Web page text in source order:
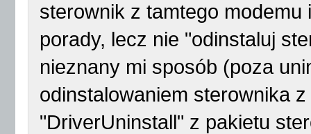
sterownik z tamtego
porady, lecz nie "odinstaluj
nieznany mi sposób (poza
odinstalowaniem sterownika
"DriverUninstall" z pakietu